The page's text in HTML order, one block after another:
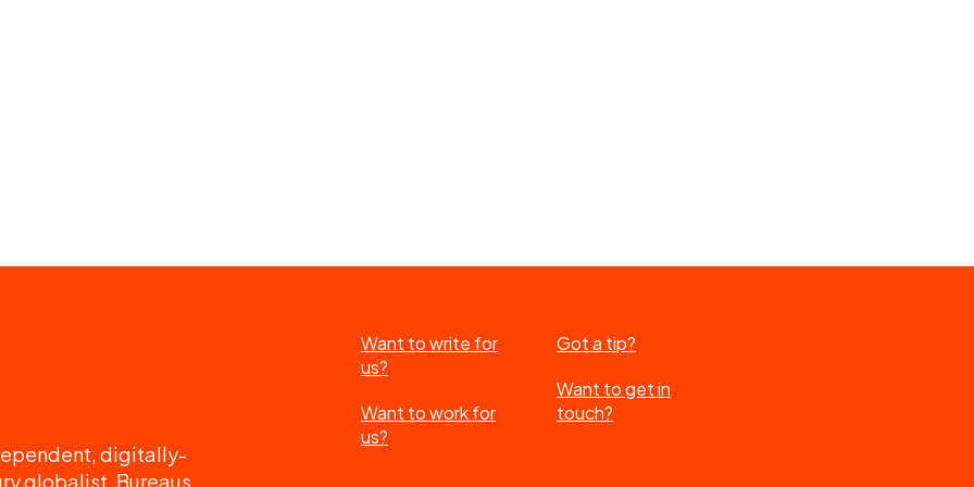
digitally-
globalist. Bureaus
Want to write for
us?
Want to work for
us?
Got a tip?
Want to get in
touch?